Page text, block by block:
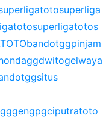
superliga
superligatotos
bandotggpinjam
dwitogelwaya
situs
gengpgciputratoto